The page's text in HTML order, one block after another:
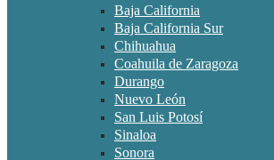
Baja California
Baja California Sur
Chihuahua
Coahuila de Zaragoza
Durango
Nuevo León
San Luis Potosí
Sinaloa
Sonora